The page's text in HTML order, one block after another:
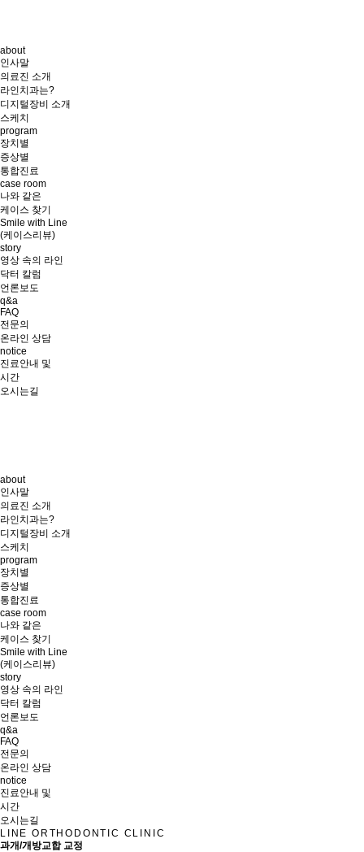
about
인사말
의료진 소개
라인치과는?
디지털장비 소개
스케치
program
장치별
증상별
통합진료
case room
나와 같은
케이스 찾기
Smile with Line
(케이스리뷰)
story
영상 속의 라인
닥터 칼럼
언론보도
q&a
FAQ
전문의
온라인 상담
notice
진료안내 및
시간
오시는길
about
인사말
의료진 소개
라인치과는?
디지털장비 소개
스케치
program
장치별
증상별
통합진료
case room
나와 같은
케이스 찾기
Smile with Line
(케이스리뷰)
story
영상 속의 라인
닥터 칼럼
언론보도
q&a
FAQ
전문의
온라인 상담
notice
진료안내 및
시간
오시는길
LINE ORTHODONTIC CLINIC
과개/개방교합 교정